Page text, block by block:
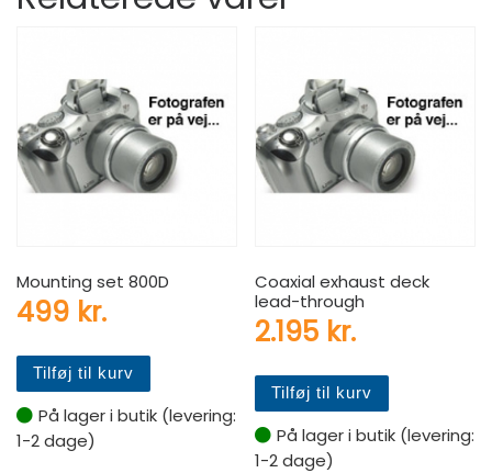
Mounting set 800D
499 kr.
Tilføj til kurv
På lager i butik (levering:
1-2 dage)
Coaxial exhaust deck
lead-through
2.195 kr.
Tilføj til kurv
På lager i butik (levering:
1-2 dage)